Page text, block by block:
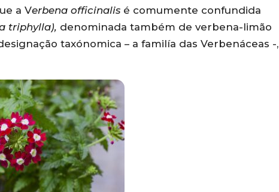
a Verbena officinalis é comumente confundida
triphylla), denominada também de verbena-limão
taxónomica – a familía das Verbenáceas -,